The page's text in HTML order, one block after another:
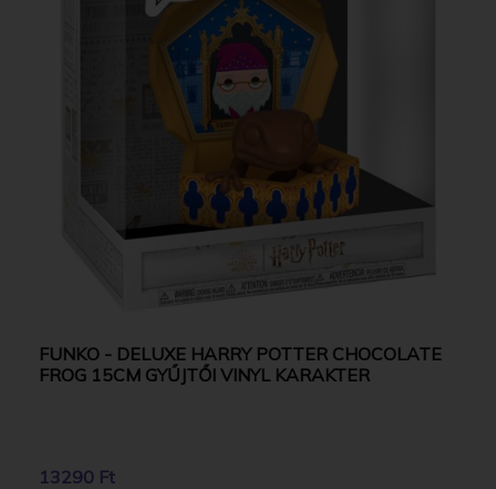
FUNKO - DELUXE HARRY POTTER CHOCOLATE
FROG 15CM GYŰJTŐI VINYL KARAKTER
13290 Ft